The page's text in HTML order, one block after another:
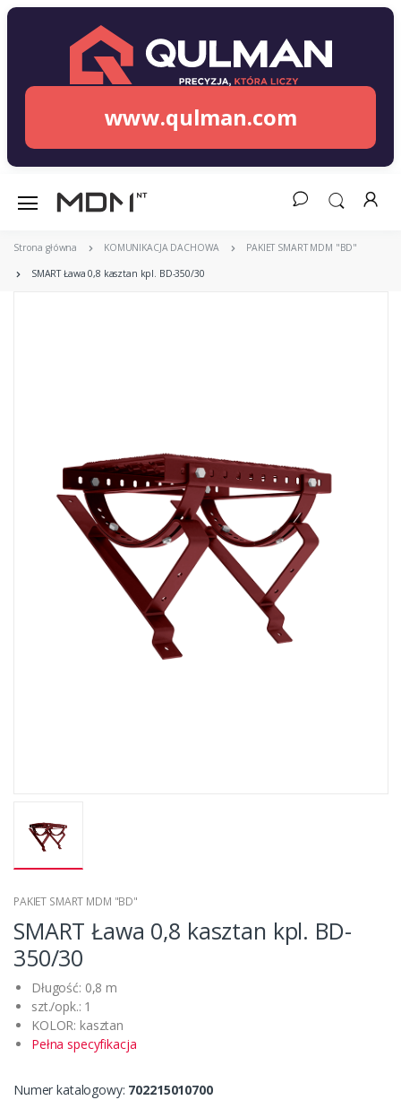
www.qulman.com
Strona główna KOMUNIKACJA DACHOWA PAKIET SMART MDM "BD"
SMART Ława 0,8 kasztan kpl. BD-350/30
PAKIET SMART MDM "BD"
SMART Ława 0,8 kasztan kpl. BD-
350/30
Długość: 0,8 m
szt./opk.: 1
KOLOR: kasztan
Pełna specyfikacja
Numer katalogowy: 702215010700